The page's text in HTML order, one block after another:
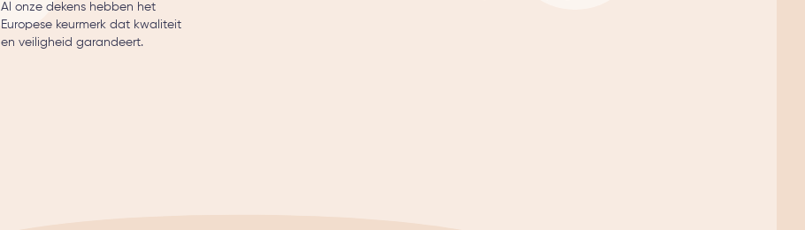
Al onze dekens hebben het
Europese keurmerk dat kwaliteit
en veiligheid garandeert.